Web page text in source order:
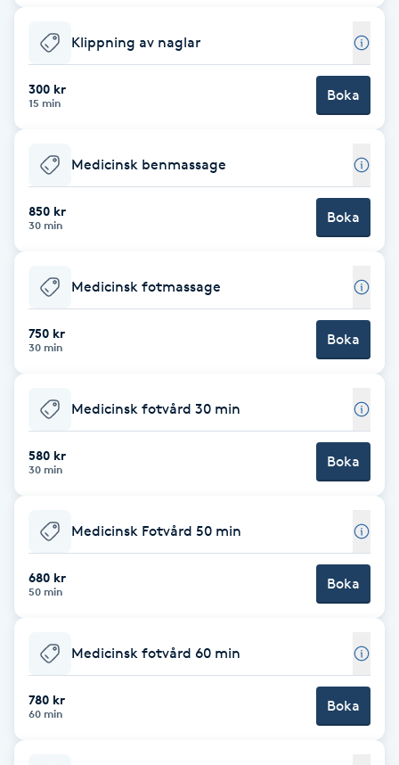
Brynfärgning
Brynplockning
Bröllopsuppsättning
C
Celluliter
Coachning
Diamantslipning
Extensions
Klippning av naglar
300 kr
15 min Boka
Medicinsk benmassage
850 kr
30 min Boka
Medicinsk fotmassage
750 kr
30 min Boka
Medicinsk fotvård 30 min
580 kr
30 min Boka
Medicinsk Fotvård 50 min
680 kr
50 min Boka
Medicinsk fotvård 60 min
780 kr
60 min Boka